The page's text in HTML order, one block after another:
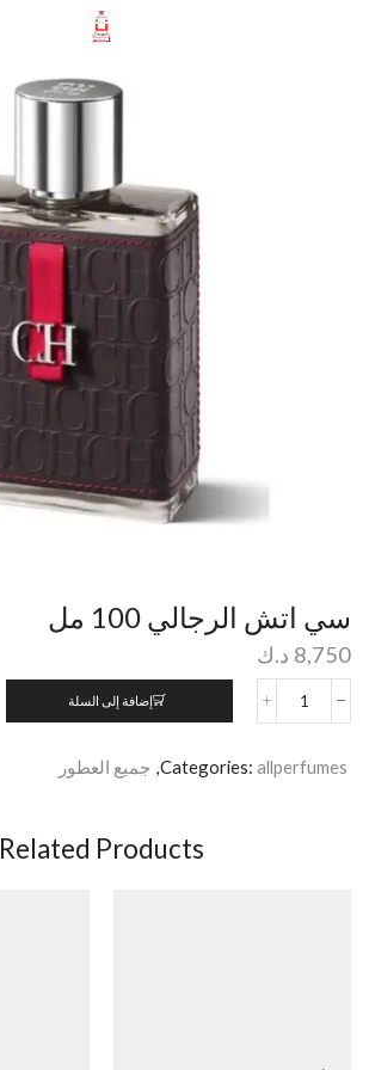
سي اتش الرجالي 100 مل
8,750 د.ك
إضافة إلى السلة
Categories: allperfumes
, جميع العطور
Related Products